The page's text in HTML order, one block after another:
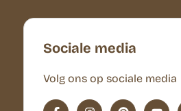
Sociale media
Volg ons op sociale media